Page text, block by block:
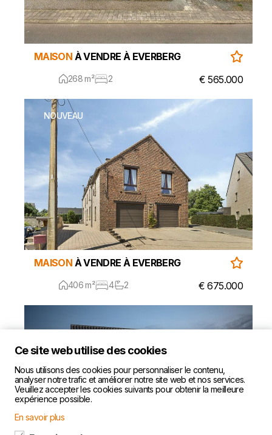
MAISON À VENDRE À EVERBERG
268 m² 2 € 565.000
NOUVEAU
MAISON À VENDRE À EVERBERG
406 m² 4 2 € 675.000
Ce site web utilise des cookies
Nous utilisons des cookies pour personnaliser le contenu,
analyser notre trafic et améliorer notre site web et nos services.
Veuillez accepter les cookies suivants pour obtenir la meilleure
expérience possible.
En savoir plus